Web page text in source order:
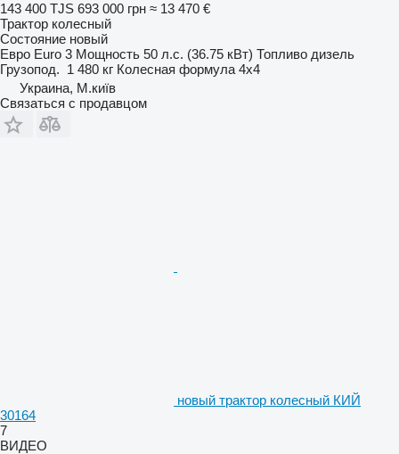
143 400 TJS 693 000 грн ≈ 13 470 €
Трактор колесный
Состояние новый
Евро Euro 3 Мощность 50 л.с. (36.75 кВт) Топливо дизель
Грузопод. 1 480 кг Колесная формула 4x4
Украина, М.київ
Связаться с продавцом
новый трактор колесный КИЙ
30164
7
ВИДЕО